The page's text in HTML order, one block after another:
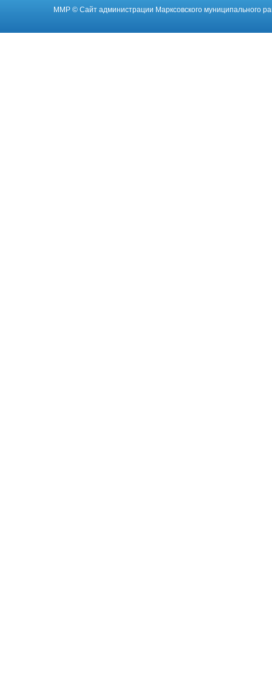
ММР © Cайт администрации Марксовского муниципального